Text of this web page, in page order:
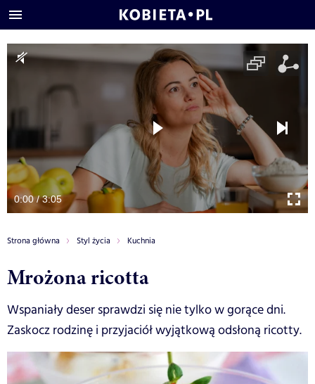
0:00 / 3:05
Strona główna Styl życia Kuchnia
Mrożona ricotta
Wspaniały deser sprawdzi się nie tylko w gorące dni.
Zaskocz rodzinę i przyjaciół wyjątkową odsłoną ricotty.